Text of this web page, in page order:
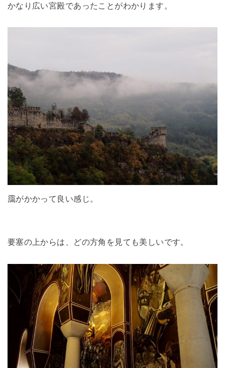
かなり広い宮殿であったことがわかります。
靄がかかって良い感じ。
要塞の上からは、どの方角を見ても美しいです。